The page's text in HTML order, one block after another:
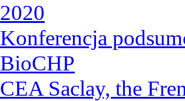
2020
Konferencja
BioCHP
CEA Saclay, the